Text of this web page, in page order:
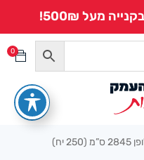
מעל 500₪!
0
יח)